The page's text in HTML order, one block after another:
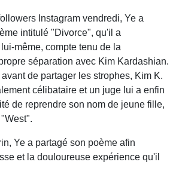
Instagram vendredi, Ye a
intitulé "Divorce", qu'il a
même, compte tenu de la
séparation avec Kim Kardashian.
de partager les strophes, Kim K.
célibataire et un juge lui a enfin
de reprendre son nom de jeune fille,
Ye a partagé son poème afin
et la douloureuse expérience qu'il